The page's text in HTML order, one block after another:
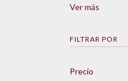
Ver más
FILTRAR POR
Precio